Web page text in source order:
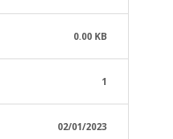
0.00 KB
1
02/01/2023